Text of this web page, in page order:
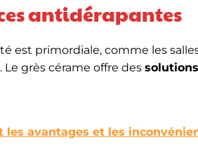
antidérapantes
est primordiale, comme les
grès cérame offre des
les avantages et les